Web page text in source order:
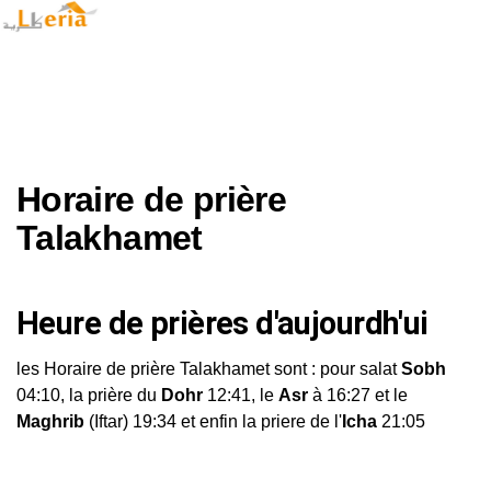
Horaire de prière
Talakhamet
Heure de prières d'aujourdh'ui
les Horaire de prière Talakhamet sont : pour salatSobh
04:10, la prière du Dohr 12:41, le Asr à 16:27 et le
Maghrib (Iftar) 19:34 et enfin la priere de l' Icha 21:05